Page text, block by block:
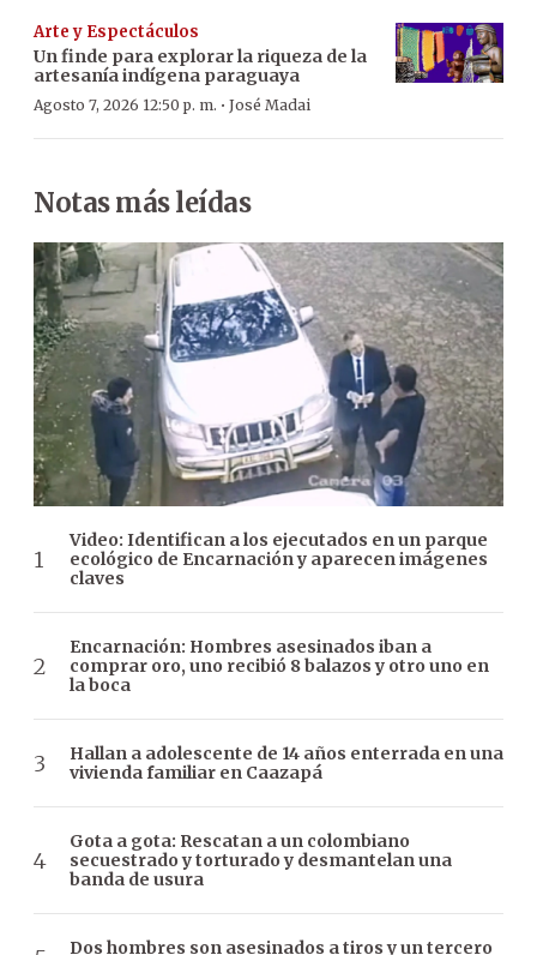
Arte y Espectáculos
Un finde para explorar la riqueza de la
artesanía indígena paraguaya
Agosto 7, 2026 12:50 p. m. · José Madai
Notas más leídas
Video: Identifican a los ejecutados en un parque
ecológico de Encarnación y aparecen imágenes
claves
Encarnación: Hombres asesinados iban a
comprar oro, uno recibió 8 balazos y otro uno en
la boca
Hallan a adolescente de 14 años enterrada en una
vivienda familiar en Caazapá
Gota a gota: Rescatan a un colombiano
secuestrado y torturado y desmantelan una
banda de usura
Dos hombres son asesinados a tiros y un tercero